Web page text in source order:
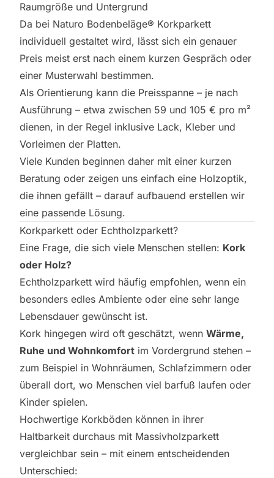
Raumgröße und Untergrund
Da bei Naturo Bodenbeläge® Korkparkett
individuell gestaltet wird, lässt sich ein genauer
Preis meist erst nach einem kurzen Gespräch oder
einer Musterwahl bestimmen.
Als Orientierung kann die Preisspanne – je nach
Ausführung – etwa zwischen 59 und 105 € pro m²
dienen, in der Regel inklusive Lack, Kleber und
Vorleimen der Platten.
Viele Kunden beginnen daher mit einer kurzen
Beratung oder zeigen uns einfach eine Holzoptik,
die ihnen gefällt – darauf aufbauend erstellen wir
eine passende Lösung.
Korkparkett oder Echtholzparkett?
Eine Frage, die sich viele Menschen stellen: Kork
oder Holz?
Echtholzparkett wird häufig empfohlen, wenn ein
besonders edles Ambiente oder eine sehr lange
Lebensdauer gewünscht ist.
Kork hingegen wird oft geschätzt, wenn Wärme,
Ruhe und Wohnkomfort im Vordergrund stehen –
zum Beispiel in Wohnräumen, Schlafzimmern oder
überall dort, wo Menschen viel barfuß laufen oder
Kinder spielen.
Hochwertige Korkböden können in ihrer
Haltbarkeit durchaus mit Massivholzparkett
vergleichbar sein – mit einem entscheidenden
Unterschied: